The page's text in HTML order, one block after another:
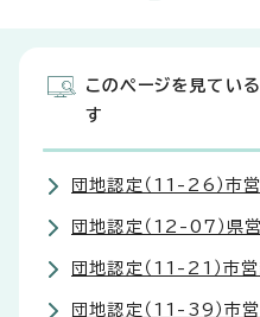
このページを見てい
す
団地認定（11-26）市
団地認定（12-07）県
団地認定（11-21）市営
団地認定（11-39）市